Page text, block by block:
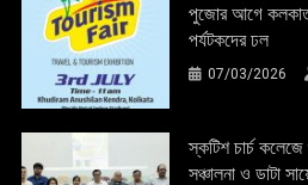
পুজোর আগে
পর্যটকদের ঢল
07/03/2026
স্কটিশ চার্চ
সঞ্চালনা ও ডাটা